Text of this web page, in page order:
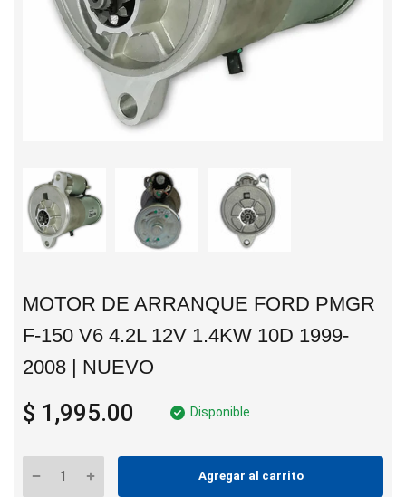
MOTOR DE ARRANQUE FORD PMGR
F-150 V6 4.2L 12V 1.4KW 10D 1999-
2008 | NUEVO
$ 1,995.00 Disponible
Agregar al carrito